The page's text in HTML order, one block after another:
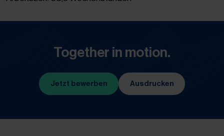
Together in motion.
Jetzt bewerben
(Öffnet in neuem Tab) Ausdrucken